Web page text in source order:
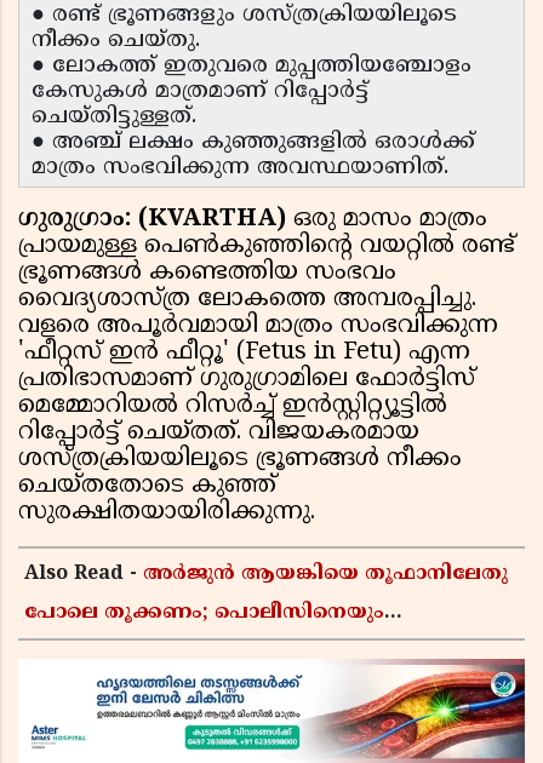
● രണ്ട് ഭ്രൂണങ്ങളും ശസ്ത്രക്രിയയിലൂടെ
നീക്കം ചെയ്തു.
● ലോകത്ത് ഇതുവരെ മുപ്പത്തിയഞ്ചോളം
കേസുകൾ മാത്രമാണ് റിപ്പോർട്ട്
ചെയ്തിട്ടുള്ളത്.
● അഞ്ച് ലക്ഷം കുഞ്ഞുങ്ങളിൽ ഒരാൾക്ക്
മാത്രം സംഭവിക്കുന്ന അവസ്ഥയാണിത്.
ഗുരുഗ്രാം: (KVARTHA) ഒരു മാസം മാത്രം
പ്രായമുള്ള പെൺകുഞ്ഞിന്റെ വയറ്റിൽ രണ്ട്
ഭ്രൂണങ്ങൾ കണ്ടെത്തിയ സംഭവം
വൈദ്യശാസ്ത്ര ലോകത്തെ അമ്പരപ്പിച്ചു.
വളരെ അപൂർവമായി മാത്രം സംഭവിക്കുന്ന
'ഫീറ്റസ് ഇൻ ഫീറ്റൂ' (Fetus in Fetu) എന്ന
പ്രതിഭാസമാണ് ഗുരുഗ്രാമിലെ ഫോർട്ടിസ്
മെമ്മോറിയൽ റിസർച്ച് ഇൻസ്റ്റിറ്റ്യൂട്ടിൽ
റിപ്പോർട്ട് ചെയ്തത്. വിജയകരമായ
ശസ്ത്രക്രിയയിലൂടെ ഭ്രൂണങ്ങൾ നീക്കം
ചെയ്തതോടെ കുഞ്ഞ്
സുരക്ഷിതയായിരിക്കുന്നു.
Also Read - അർജുൻ ആയങ്കിയെ തൂഫാനിലേതു
പോലെ തൂക്കണം; പൊലീസിനെയും
ജയരാജൻ